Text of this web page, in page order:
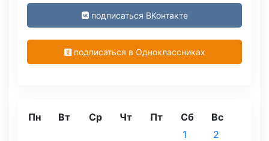
подписаться ВКонтакте
подписаться в Одноклассниках
Пн Вт Ср Чт Пт Сб Вс
1
2